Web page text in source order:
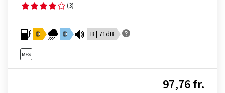
(3)
D D B | 71dB
97,76 fr.